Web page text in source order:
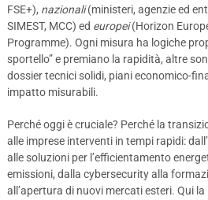
FSE+), nazionali(ministeri, agenzie ed
SIMEST, MCC) ed europei(Horizon
Programme). Ogni misura ha logiche
sportello” e premiano la rapidità, altre
dossier tecnici solidi, piani economico-
impatto misurabili.
Perché oggi è cruciale? Perché la
alle imprese interventi in tempi rapidi:
alle soluzioni per l’efficientamento
emissioni, dalla cybersecurity alla
all’apertura di nuovi mercati esteri. Qui la